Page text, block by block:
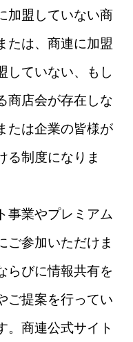
加盟していない商
たは、商連に加盟
していない、もし
商店会が存在しな
たは企業の皆様が
る制度になりま
事業やプレミアム
ご参加いただけま
らびに情報共有を
ご提案を行ってい
。商連公式サイト